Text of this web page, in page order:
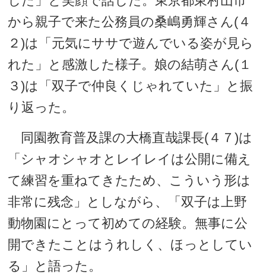
から親子で来た公務員の桑嶋勇輝さん(４
２)は「元気にササで遊んでいる姿が見ら
れた」と感激した様子。娘の結萌さん(１
３)は「双子で仲良くじゃれていた」と振
り返った。
同園教育普及課の大橋直哉課長(４７)は
「シャオシャオとレイレイは公開に備え
て練習を重ねてきたため、こういう形は
非常に残念」としながら、「双子は上野
動物園にとって初めての経験。無事に公
開できたことはうれしく、ほっとしてい
る」と語った。